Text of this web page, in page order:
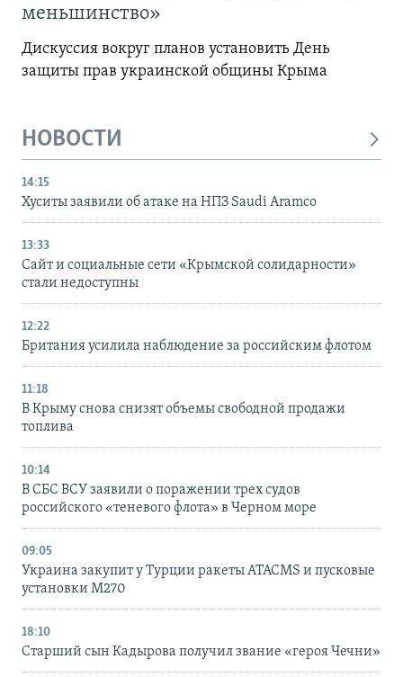
меньшинство»
Дискуссия вокруг планов установить День
защиты прав украинской общины Крыма
НОВОСТИ
14:15
Хуситы заявили об атаке на НПЗ Saudi Aramco
13:33
Сайт и социальные сети «Крымской солидарности»
стали недоступны
12:22
Британия усилила наблюдение за российским флотом
11:18
В Крыму снова снизят объемы свободной продажи
топлива
10:14
В СБС ВСУ заявили о поражении трех судов
российского «теневого флота» в Черном море
09:05
Украина закупит у Турции ракеты ATACMS и пусковые
установки M270
18:10
Старший сын Кадырова получил звание «героя Чечни»